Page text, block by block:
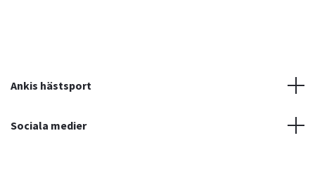
Ankis hästsport
Sociala medier